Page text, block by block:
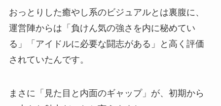
おっとりした癒やし系のビジュアルとは裏腹に、
運営陣からは「負けん気の強さを内に秘めてい
る」「アイドルに必要な闘志がある」と高く評価
されていたんです。
まさに「見た目と内面のギャップ」が、初期から